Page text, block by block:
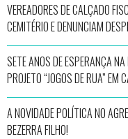
VEREADORES DE CALÇADO
CEMITÉRIO E DENUNCIAM
SETE ANOS DE ESPERANÇA
PROJETO “JOGOS DE RUA” EM
A NOVIDADE POLÍTICA NO
BEZERRA FILHO!